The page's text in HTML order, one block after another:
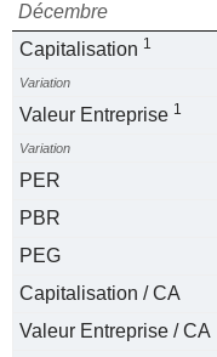
Décembre
Capitalisation 1
Variation
Valeur Entreprise 1
Variation
PER
PBR
PEG
Capitalisation / CA
Valeur Entreprise / CA